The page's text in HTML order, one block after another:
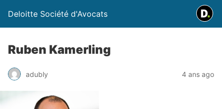
Deloitte Société d'Avocats
Ruben Kamerling
adubly 4 ans ago